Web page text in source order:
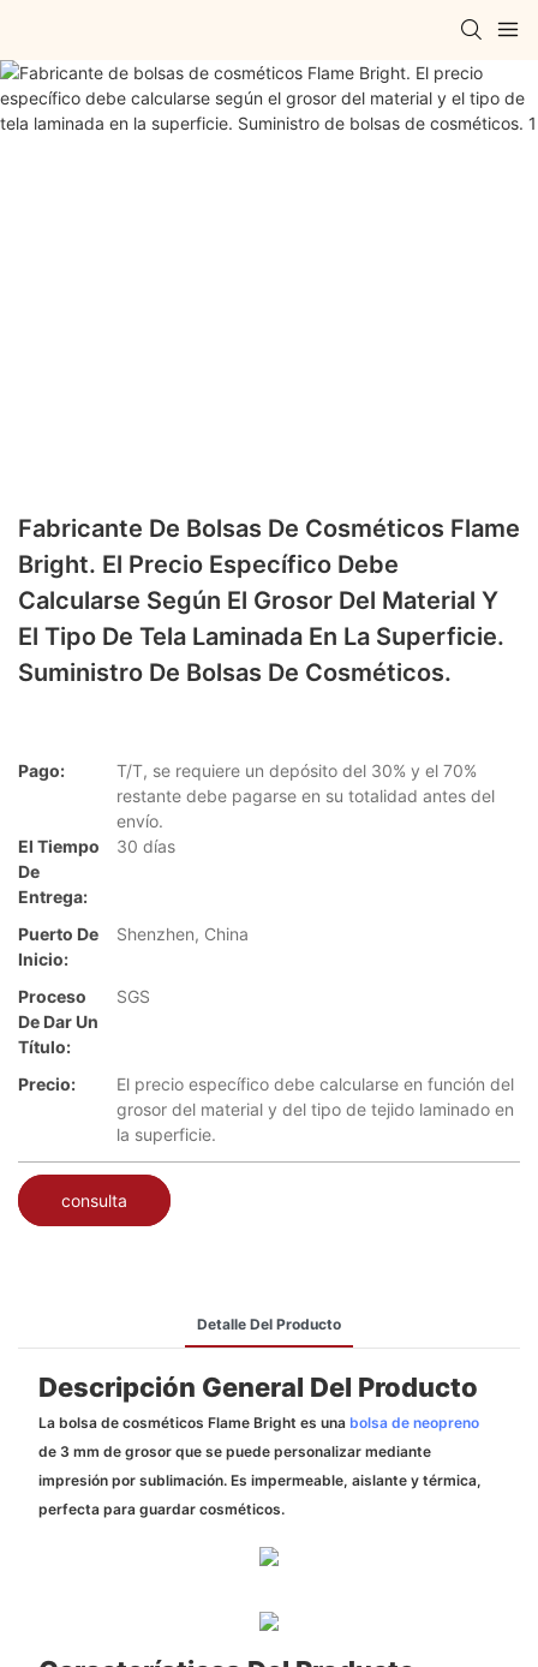
Fabricante De Bolsas De Cosméticos Flame
Bright. El Precio Específico Debe
Calcularse Según El Grosor Del Material Y
El Tipo De Tela Laminada En La Superficie.
Suministro De Bolsas De Cosméticos.
Pago:
T/T, se requiere un depósito del 30% y el 70%
restante debe pagarse en su totalidad antes del
envío.
El Tiempo
De
Entrega:
30 días
Puerto De
Inicio:
Shenzhen, China
Proceso
De Dar Un
Título:
SGS
Precio:
El precio específico debe calcularse en función del
grosor del material y del tipo de tejido laminado en
la superficie.
consulta
Detalle Del Producto
Descripción General Del Producto
La bolsa de cosméticos Flame Bright es una bolsa de neopreno
de 3 mm de grosor que se puede personalizar mediante
impresión por sublimación. Es impermeable, aislante y térmica,
perfecta para guardar cosméticos.